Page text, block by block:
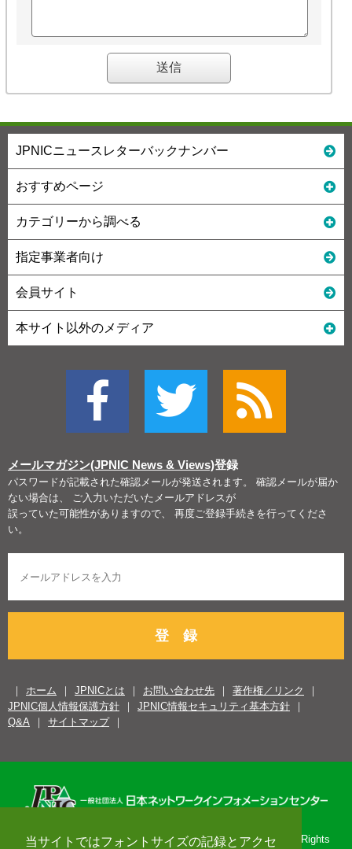
当サイトではフォントサイズの記録とアクセ
JPNICニュースレターバックナンバー
おすすめページ
カテゴリーから調べる
指定事業者向け
会員サイト
本サイト以外のメディア
メールマガジン(JPNIC News & Views)登録
パスワードが記載された確認メールが発送されます。 確認メールが届か
ない場合は、 ご入力いただいたメールアドレスが
誤っていた可能性がありますので、 再度ご登録手続きを行ってくださ
い。
登 録
ホーム JPNICとは お問い合わせ先
著作権／リンク
JPNIC個人情報保護方針
JPNIC情報セキュリティ基本方針
Q&A
サイトマップ
Copyright© 1996-2026 Japan Network Information Center. All Rights